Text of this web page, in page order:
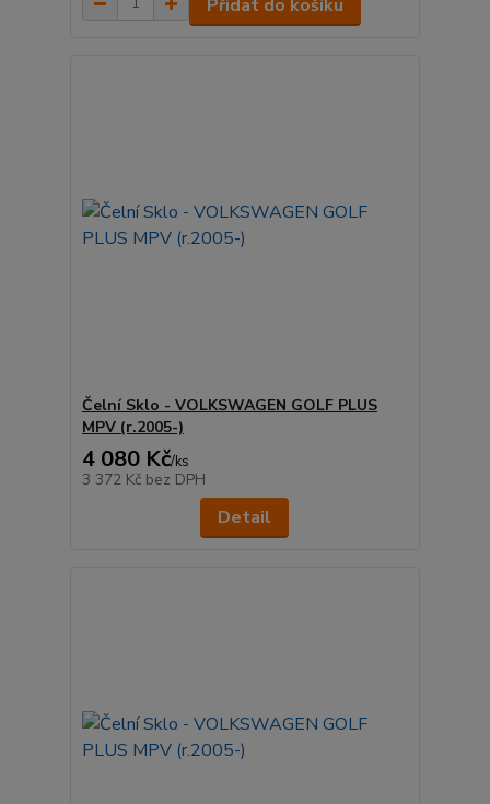
Přidat do košíku
Čelní Sklo - VOLKSWAGEN GOLF PLUS
MPV (r.2005-)
4 080 Kč/ks
3 372 Kč bez DPH
Detail